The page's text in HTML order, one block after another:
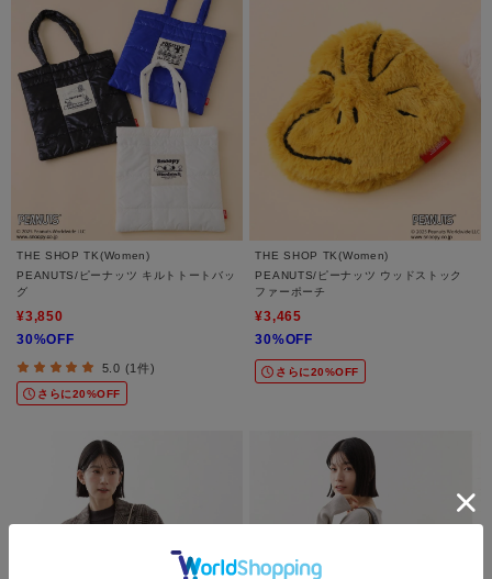
THE SHOP TK(Women)
PEANUTS/ピーナッツ キルトトートバッ
グ
¥3,850
30%OFF
5.0 (1件)
さらに20%OFF
THE SHOP TK(Women)
PEANUTS/ピーナッツ ウッドストック
ファーポーチ
¥3,465
30%OFF
さらに20%OFF